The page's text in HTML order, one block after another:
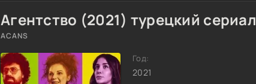
Агентство (2021) турецкий сериал
ACANS
Год:
2021